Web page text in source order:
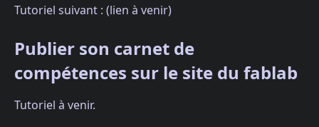
Tutoriel suivant : (lien à venir)
Publier son carnet de
compétences sur le site du fablab
Tutoriel à venir.